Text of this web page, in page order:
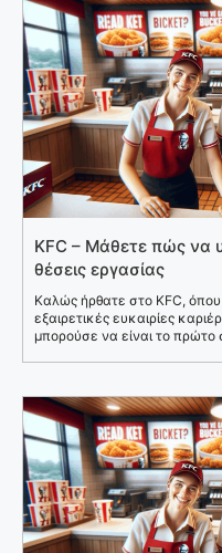
KFC – Μάθετε πώς να
θέσεις εργασίας
Καλώς ήρθατε στο KFC,
εξαιρετικές ευκαιρίες
μπορούσε να είναι το πρώτο